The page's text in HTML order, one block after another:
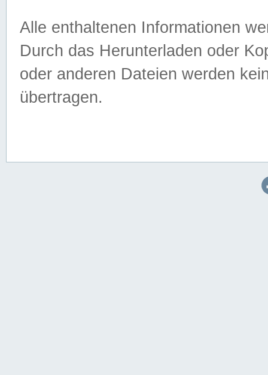
Alle enthaltenen Informationen
Durch das Herunterladen oder
oder anderen Dateien werden
übertragen.